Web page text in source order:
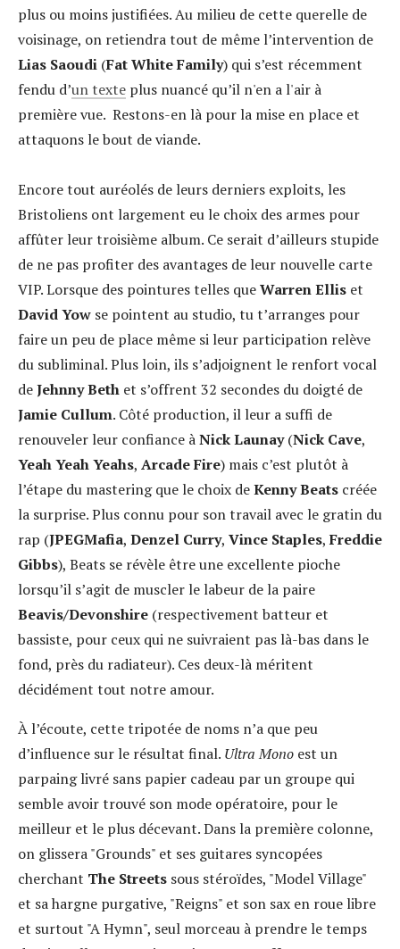
plus ou moins justifiées. Au milieu de cette querelle de
voisinage, on retiendra tout de même l’intervention de
Lias Saoudi (Fat White Family) qui s’est récemment
fendu d’un texte plus nuancé qu’il n'en a l'air à
première vue. Restons-en là pour la mise en place et
attaquons le bout de viande.
Encore tout auréolés de leurs derniers exploits, les
Bristoliens ont largement eu le choix des armes pour
affûter leur troisième album. Ce serait d’ailleurs stupide
de ne pas profiter des avantages de leur nouvelle carte
VIP. Lorsque des pointures telles queWarren Ellis et
David Yow se pointent au studio, tu t’arranges pour
faire un peu de place même si leur participation relève
du subliminal. Plus loin, ils s’adjoignent le renfort vocal
deJehnny Beth et s’offrent 32 secondes du doigté de
Jamie Cullum. Côté production, il leur a suffi de
renouveler leur confiance àNick Launay(Nick Cave,
Yeah Yeah Yeahs, Arcade Fire) mais c’est plutôt à
l’étape du mastering que le choix deKenny Beats créée
la surprise. Plus connu pour son travail avec le gratin du
rap (JPEGMafia, Denzel Curry, Vince Staples,Freddie
Gibbs), Beats se révèle être une excellente pioche
lorsqu’il s’agit de muscler le labeur de la paire
Beavis/Devonshire (respectivement batteur et
bassiste, pour ceux qui ne suivraient pas là-bas dans le
fond, près du radiateur). Ces deux-là méritent
décidément tout notre amour.
À l’écoute, cette tripotée de noms n’a que peu
d’influence sur le résultat final. Ultra Mono est un
parpaing livré sans papier cadeau par un groupe qui
semble avoir trouvé son mode opératoire, pour le
meilleur et le plus décevant. Dans la première colonne,
on glissera "Grounds" et ses guitares syncopées
cherchant The Streets sous stéroïdes, "Model Village"
et sa hargne purgative, "Reigns" et son sax en roue libre
et surtout "A Hymn", seul morceau à prendre le temps